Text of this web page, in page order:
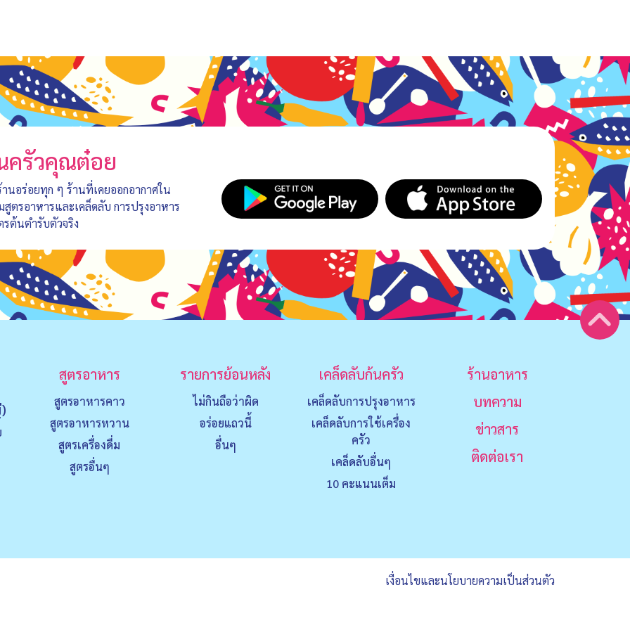
ครัวคุณต๋อย
านอร่อยทุก ๆ ร้านที่เคยออกอากาศใน
ตรอาหารและเคล็ดลับ การปรุงอาหาร
รต้นตำรับตัวจริง
สูตรอาหาร
สูตรอาหารคาว
สูตรอาหารหวาน
สูตรเครื่องดื่ม
สูตรอื่นๆ
รายการย้อนหลัง
ไม่กินถือว่าผิด
อร่อยแถวนี้
อื่นๆ
เคล็ดลับก้นครัว
เคล็ดลับการปรุงอาหาร
เคล็ดลับการใช้เครื่อง
ครัว
เคล็ดลับอื่นๆ
10 คะแนนเต็ม
ร้านอาหาร
บทความ
ข่าวสาร
ติดต่อเรา
เงื่อนไขและนโยบายความเป็นส่วนตัว